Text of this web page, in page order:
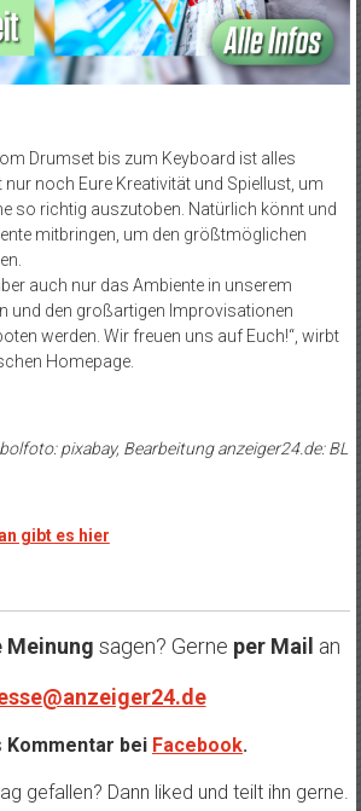
Drumset bis zum Keyboard ist alles
noch Eure Kreativität und Spiellust, um
so richtig auszutoben. Natürlich könnt und
mitbringen, um den größtmöglichen
auch nur das Ambiente in unserem
und den großartigen Improvisationen
werden. Wir freuen uns auf Euch!“, wirbt
Homepage.
pixabay, Bearbeitung anzeiger24.de: BL
gibt es hier
Meinung sagen? Gerne per Mail an
Kommentar bei Facebook.
gefallen? Dann liked und teilt ihn gerne.